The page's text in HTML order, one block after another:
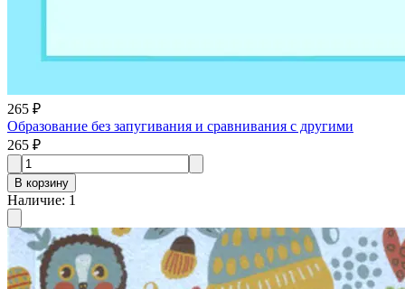
265 ₽
Образование без запугивания и сравнивания с другими
265 ₽
В корзину
Наличие: 1